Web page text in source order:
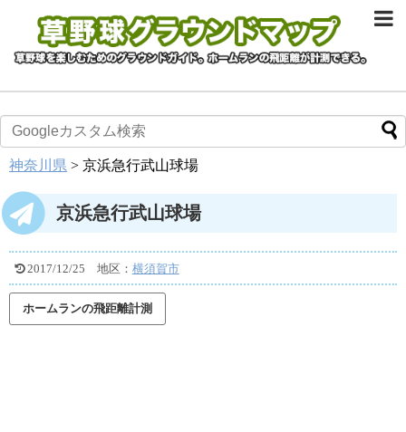
神奈川県 > 京浜急行武山球場
京浜急行武山球場
2017/12/25 地区： 横須賀市